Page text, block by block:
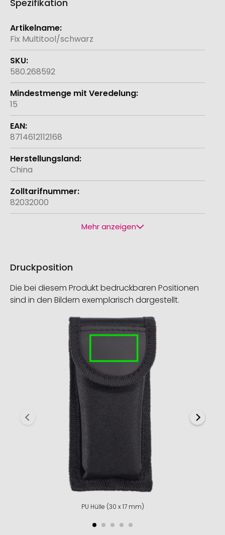
Spezifikation
Weitere
Informationen
Fix Multitool/schwarz
580.268592
15
8714612112168
China
82032000
Mehr anzeigen
Druckposition
Die bei diesem Produkt bedruckbaren Positionen
sind in den Bildern exemplarisch dargestellt.
PU Hülle (30 x 17 mm)